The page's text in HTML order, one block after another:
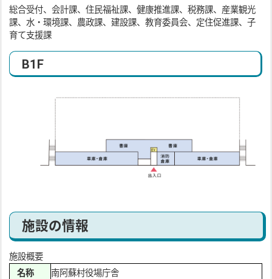
総合受付、会計課、住民福祉課、健康推進課、税務課、産業観光
課、水・環境課、農政課、建設課、教育委員会、定住促進課、子
育て支援課
B1F
施設の情報
施設概要
名称
南阿蘇村役場庁舎